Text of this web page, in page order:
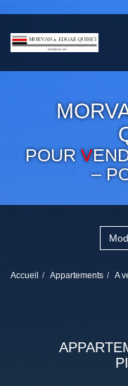
POURV
–
Accueil Appartements A